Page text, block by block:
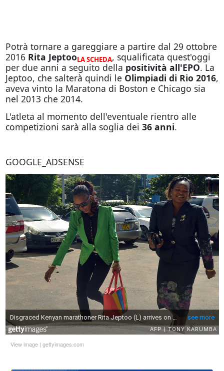
Potrà tornare a gareggiare a partire dal 29 ottobre
2016 Rita JeptooLA SCHEDA, squalificata quest'oggi
per due anni a seguito della positività all'EPO. La
Jeptoo, che salterà quindi le Olimpiadi di Rio 2016,
aveva vinto la Maratona di Boston e Chicago sia
nel 2013 che 2014.
L'atleta al momento dell'eventuale rientro alle
competizioni sarà alla soglia dei 36 anni.
GOOGLE_ADSENSE
View image| gettyimages.com